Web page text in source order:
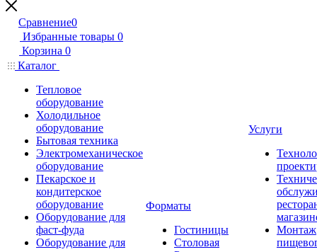
Сравнение0
Избранные товары 0
Корзина 0
Каталог
Тепловое
оборудование
Холодильное
оборудование
Бытовая техника
Электромеханическое
оборудование
Пекарское и
кондитерское
оборудование
Оборудование для
фаст-фуда
Оборудование для
Форматы
Гостиницы
Столовая
Услуги
Монтаж